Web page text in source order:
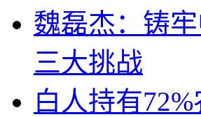
魏磊杰：铸
三大挑战
白人持有